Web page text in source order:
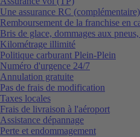
Une assurance RC
Remboursement de la franchise en
Bris de glace, dommages aux
Kilométrage illimité
Politique carburant Plein-Plein
Numéro d'urgence 24/7
Annulation gratuite
Pas de frais de modification
Taxes locales
Frais de livraison à l'aéroport
Assistance dépannage
Perte et endommagement